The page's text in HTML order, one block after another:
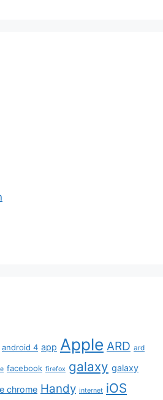
android 4 app Apple ARD ard
facebook firefox galaxy galaxy
chrome Handy internet iOS